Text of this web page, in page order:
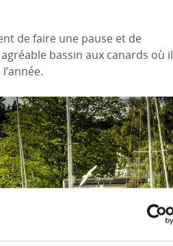
de faire une pause et de
bassin aux canards où il